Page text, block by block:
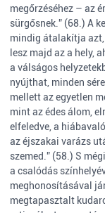
megőrzéséhez – az
sürgősnek.” (68.) A
mindig átalakítja
lesz majd az a hely,
a válságos
nyújthat, minden
mellett az egyetlen
mint az édes álom,
elfeledve, a
az éjszakai varázs
szemed.” (58.) S
a csalódás
meghonosításával
megtapasztalt